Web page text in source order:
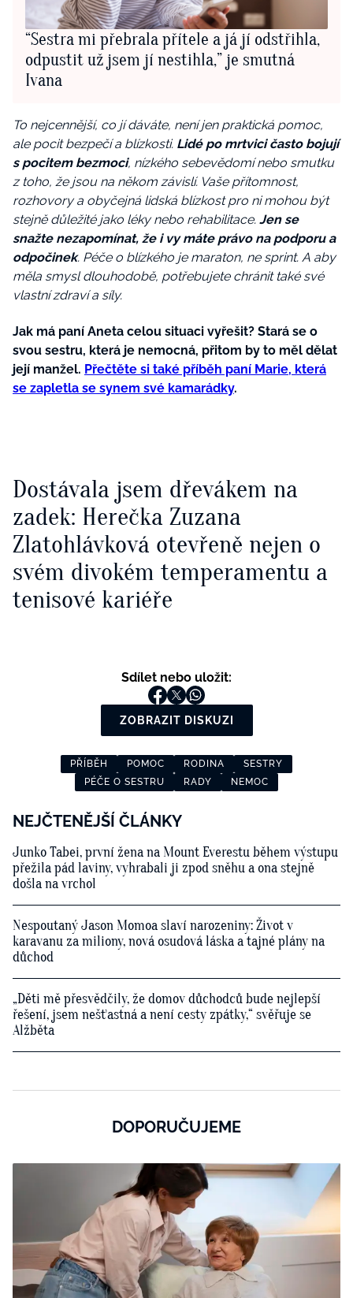
“Sestra mi přebrala přítele a já jí odstřihla,
odpustit už jsem jí nestihla,” je smutná
Ivana
To nejcennější, co jí dáváte, není jen praktická pomoc,
ale pocit bezpečí a blízkosti. Lidé po mrtvici často bojují
s pocitem bezmoci, nízkého sebevědomí nebo smutku
z toho, že jsou na někom závislí. Vaše přítomnost,
rozhovory a obyčejná lidská blízkost pro ni mohou být
stejně důležité jako léky nebo rehabilitace. Jen se
snažte nezapomínat, že i vy máte právo na podporu a
odpočinek. Péče o blízkého je maraton, ne sprint. A aby
měla smysl dlouhodobě, potřebujete chránit také své
vlastní zdraví a síly.
Jak má paní Aneta celou situaci vyřešit? Stará se o
svou sestru, která je nemocná, přitom by to měl dělat
její manžel. Přečtěte si také příběh paní Marie, která
se zapletla se synem své kamarádky.
Dostávala jsem dřevákem na
zadek: Herečka Zuzana
Zlatohlávková otevřeně nejen o
svém divokém temperamentu a
tenisové kariéře
Sdílet nebo uložit:
ZOBRAZIT DISKUZI
PŘÍBĚH POMOC RODINA
SESTRY
PÉČE O SESTRU
RADY NEMOC
NEJČTENĚJŠÍ ČLÁNKY
Junko Tabei, první žena na Mount Everestu během výstupu
přežila pád laviny, vyhrabali ji zpod sněhu a ona stejně
došla na vrchol
Nespoutaný Jason Momoa slaví narozeniny: Život v
karavanu za miliony, nová osudová láska a tajné plány na
důchod
„Děti mě přesvědčily, že domov důchodců bude nejlepší
řešení, jsem nešťastná a není cesty zpátky,“ svěřuje se
Alžběta
DOPORUČUJEME